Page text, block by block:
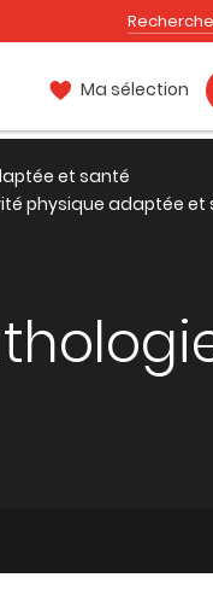
Ma sélection
et santé
physique adaptée et